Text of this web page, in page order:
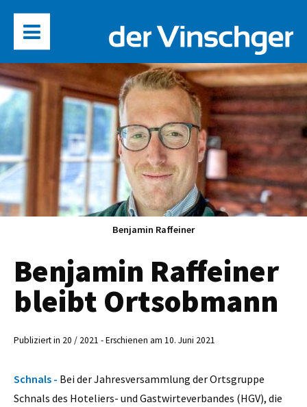
Benjamin Raffeiner
Benjamin Raffeiner
bleibt Ortsobmann
Publiziert in 20 / 2021 - Erschienen am 10. Juni 2021
Schnals - Bei der Jahresversammlung der Ortsgruppe
Schnals des Hoteliers- und Gastwirteverbandes (HGV), die